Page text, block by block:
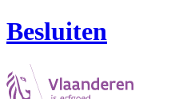
Besluiten